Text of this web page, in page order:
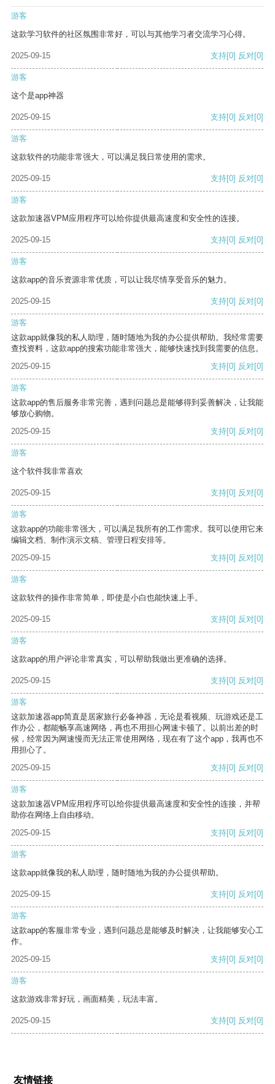
游客
这款学习软件的社区氛围非常好，可以与其他学习者交流学习心得。
2025-09-15 支持[0] 反对[0]
游客
这个是app神器
2025-09-15 支持[0] 反对[0]
游客
这款软件的功能非常强大，可以满足我日常使用的需求。
2025-09-15 支持[0] 反对[0]
游客
这款加速器VPM应用程序可以给你提供最高速度和安全性的连接。
2025-09-15 支持[0] 反对[0]
游客
这款app的音乐资源非常优质，可以让我尽情享受音乐的魅力。
2025-09-15 支持[0] 反对[0]
游客
这款app就像我的私人助理，随时随地为我的办公提供帮助。我经常需要
查找资料，这款app的搜索功能非常强大，能够快速找到我需要的信息。
2025-09-15
支持[0] 反对[0]
游客
这款app的售后服务非常完善，遇到问题总是能够得到妥善解决，让我能
够放心购物。
2025-09-15
支持[0] 反对[0]
游客
这个软件我非常喜欢
2025-09-15 支持[0] 反对[0]
游客
这款app的功能非常强大，可以满足我所有的工作需求。我可以使用它来
编辑文档、制作演示文稿、管理日程安排等。
2025-09-15
支持[0] 反对[0]
游客
这款软件的操作非常简单，即使是小白也能快速上手。
2025-09-15 支持[0] 反对[0]
游客
这款app的用户评论非常真实，可以帮助我做出更准确的选择。
2025-09-15 支持[0] 反对[0]
游客
这款加速器app简直是居家旅行必备神器，无论是看视频、玩游戏还是工
作办公，都能畅享高速网络，再也不用担心网速卡顿了。以前出差的时
候，经常因为网速慢而无法正常使用网络，现在有了这个app，我再也不
用担心了。
2025-09-15
支持[0] 反对[0]
游客
这款加速器VPM应用程序可以给你提供最高速度和安全性的连接，并帮
助你在网络上自由移动。
2025-09-15
支持[0] 反对[0]
游客
这款app就像我的私人助理，随时随地为我的办公提供帮助。
2025-09-15 支持[0] 反对[0]
游客
这款app的客服非常专业，遇到问题总是能够及时解决，让我能够安心工
作。
2025-09-15
支持[0] 反对[0]
游客
这款游戏非常好玩，画面精美，玩法丰富。
2025-09-15 支持[0] 反对[0]
友情链接